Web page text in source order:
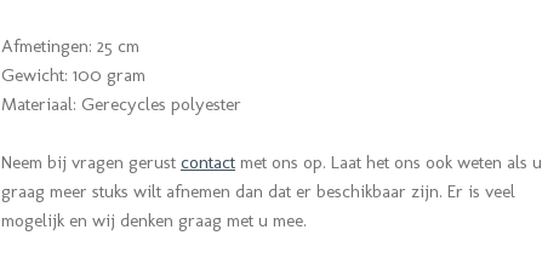
Afmetingen: 25 cm
Gewicht: 100 gram
Materiaal: Gerecycles polyester
Neem bij vragen gerust contact met ons op. Laat het ons ook weten als u
graag meer stuks wilt afnemen dan dat er beschikbaar zijn. Er is veel
mogelijk en wij denken graag met u mee.